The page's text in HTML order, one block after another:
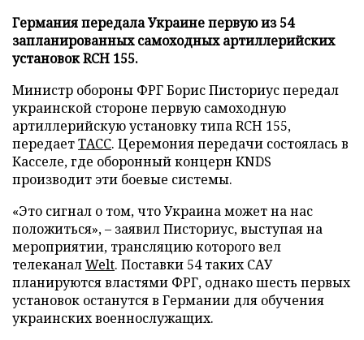
Германия передала Украине первую из 54
запланированных самоходных артиллерийских
установок RCH 155.
Министр обороны ФРГ Борис Писториус передал
украинской стороне первую самоходную
артиллерийскую установку типа RCH 155,
передаетТАСС. Церемония передачи состоялась в
Касселе, где оборонный концерн KNDS
производит эти боевые системы.
«Это сигнал о том, что Украина может на нас
положиться», – заявил Писториус, выступая на
мероприятии, трансляцию которого вел
телеканалWelt. Поставки 54 таких САУ
планируются властями ФРГ, однако шесть первых
установок останутся в Германии для обучения
украинских военнослужащих.